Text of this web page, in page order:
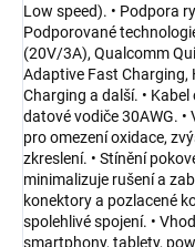
Low speed). • Podpora
Podporované
(20V/3A), Qualcomm
Adaptive Fast Charging,
Charging a další. •
datové vodiče 30AWG.
pro omezení oxidace,
zkreslení. • Stínění
minimalizuje rušení a
konektory a pozlacené
spolehlivé spojení. •
smartphony, tablety,